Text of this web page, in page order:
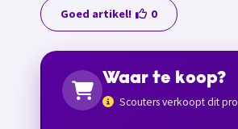
Goed artikel! 0
Waar te koop?
Scouters verkoopt dit